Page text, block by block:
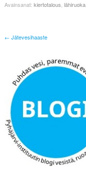
Avainsanat: kiertotalous lähiruoka,
← Jätevesihaaste